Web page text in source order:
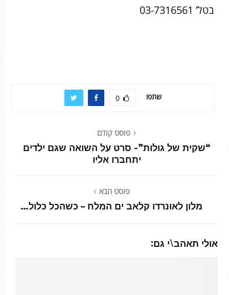
בטל’ 03-7316561
שתפו 0
פוסט קודם
“שקית של גולות”- סרט על השואה שגם ילדים
יתחברו אליו
פוסט הבא
מלון לאונרדו קלאב ים המלח – כשהכל כלול…
אולי תאהב\י גם: